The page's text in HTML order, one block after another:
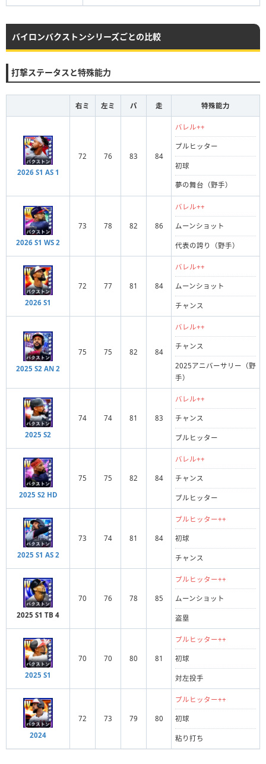
バイロンバクストンシリーズごとの比較
打撃ステータスと特殊能力
右ミ 左ミ パ 走 特殊能力
2026 S1 AS 1
72 76 83 84
バレル++
プルヒッター
初球
夢の舞台（野手）
2026 S1 WS 2
73 78 82 86
バレル++
ムーンショット
代表の誇り（野手）
2026 S1
72 77 81 84
バレル++
ムーンショット
チャンス
2025 S2 AN 2
75 75 82 84
バレル++
チャンス
2025アニバーサリー（野
手）
2025 S2
74 74 81 83
バレル++
チャンス
プルヒッター
2025 S2 HD
75 75 82 84
バレル++
チャンス
プルヒッター
2025 S1 AS 2
73 74 81 84
プルヒッター++
初球
チャンス
2025 S1 TB 4
70 76 78 85
プルヒッター++
ムーンショット
盗塁
2025 S1
70 70 80 81
プルヒッター++
初球
対左投手
2024
72 73 79 80
プルヒッター++
初球
粘り打ち